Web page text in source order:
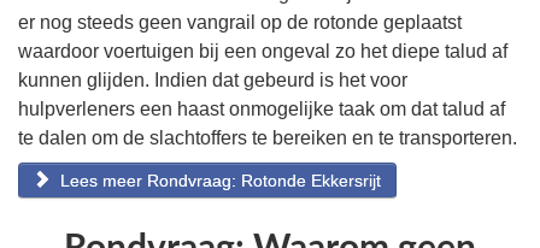
er nog steeds geen vangrail op de rotonde geplaatst
waardoor voertuigen bij een ongeval zo het diepe talud af
kunnen glijden. Indien dat gebeurd is het voor
hulpverleners een haast onmogelijke taak om dat talud af
te dalen om de slachtoffers te bereiken en te transporteren.
Lees meer Rondvraag: Rotonde Ekkersrijt